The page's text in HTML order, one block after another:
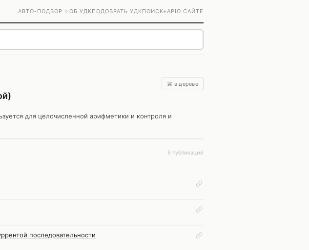
АВТО-ПОДБОР ✨ОБ УДКПОДОБРАТЬ УДКПОИСК+APIО САЙТЕ
⌘ в дереве
для целочисленной арифметики и контроля и
6 публикаций
последовательности